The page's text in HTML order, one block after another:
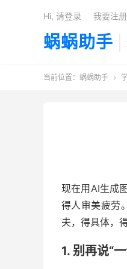
蜗蜗助手
Hi, 请登录 我要注册
当前位置： 蜗蜗助手 
现在用AI生成
得人审美疲劳
夫，得具体，
1. 别再说“